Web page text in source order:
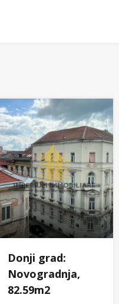
Donji grad:
Novogradnja,
82.59m2